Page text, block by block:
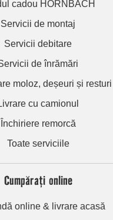
cadou HORNBACH
Servicii de montaj
Servicii debitare
de înrămări
moloz, deșeuri și
cu camionul
Închiriere remorcă
Toate serviciile
Cumpărați online
online & livrare acasă